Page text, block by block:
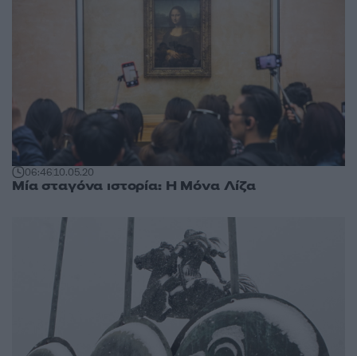
06:4610.05.20
Μία σταγόνα ιστορία: Η Μόνα Λίζα